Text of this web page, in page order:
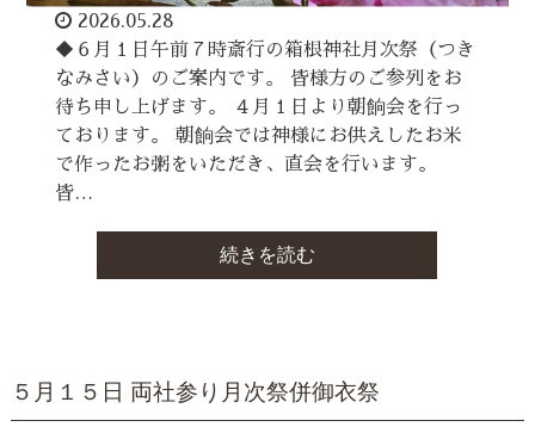
2026.05.28
◆６月１日午前７時斎行の箱根神社月次祭（つき
なみさい）のご案内です。 皆様方のご参列をお
待ち申し上げます。 ４月１日より朝餉会を行っ
ております。 朝餉会では神様にお供えしたお米
で作ったお粥をいただき、直会を行います。
皆…
続きを読む
５月１５日 両社参り月次祭併御衣祭